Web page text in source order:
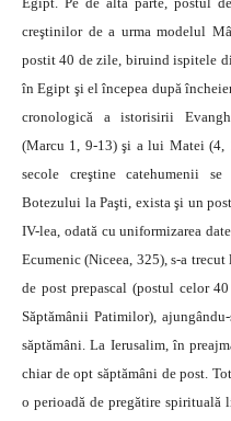
creştinilor de a urma modelul
postit 40 de zile, biruind ispitele
în Egipt şi el începea după
cronologică a istorisirii
(Marcu 1, 9-13) şi a lui Matei (4,
secole creştine catehumenii
Botezului la Paşti, exista şi un
IV-lea, odată cu uniformizarea
Ecumenic (Niceea, 325), s-a
de post prepascal (postul celor
Săptămânii Patimilor),
săptămâni. La Ierusalim, în
chiar de opt săptămâni de post.
o perioadă de pregătire spirituală